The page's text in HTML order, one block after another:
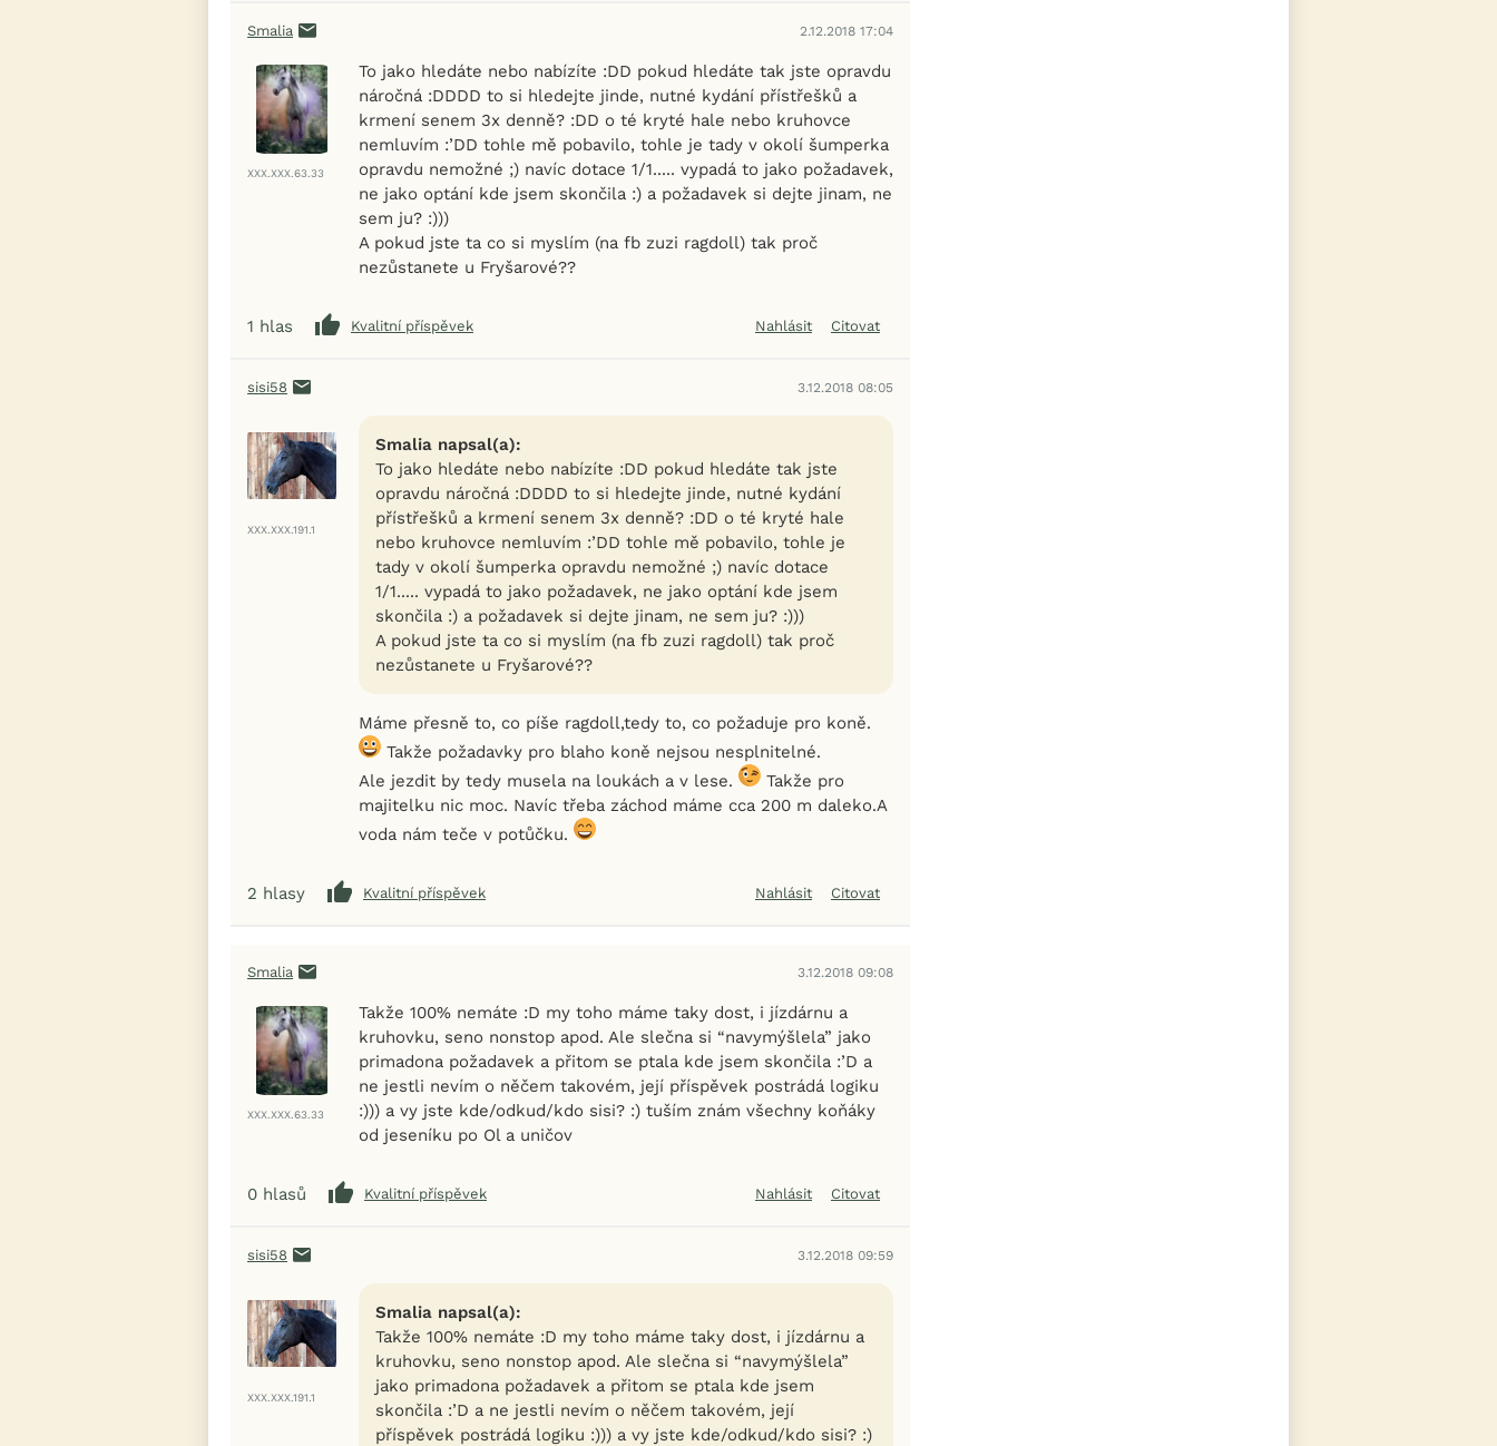
Smalia 2.12.2018 17:04
XXX.XXX.63.33
To jako hledáte nebo nabízíte :DD pokud hledáte tak jste opravdu
náročná :DDDD to si hledejte jinde, nutné kydání přístřešků a
krmení senem 3x denně? :DD o té kryté hale nebo kruhovce
nemluvím :’DD tohle mě pobavilo, tohle je tady v okolí šumperka
opravdu nemožné ;) navíc dotace 1/1..... vypadá to jako požadavek,
ne jako optání kde jsem skončila :) a požadavek si dejte jinam, ne
sem ju? :)))
A pokud jste ta co si myslím (na fb zuzi ragdoll) tak proč
nezůstanete u Fryšarové??
1 hlas Kvalitní příspěvek Nahlásit Citovat
sisi58 3.12.2018 08:05
XXX.XXX.191.1
Smalia napsal(a):
To jako hledáte nebo nabízíte :DD pokud hledáte tak jste
opravdu náročná :DDDD to si hledejte jinde, nutné kydání
přístřešků a krmení senem 3x denně? :DD o té kryté hale
nebo kruhovce nemluvím :’DD tohle mě pobavilo, tohle je
tady v okolí šumperka opravdu nemožné ;) navíc dotace
1/1..... vypadá to jako požadavek, ne jako optání kde jsem
skončila :) a požadavek si dejte jinam, ne sem ju? :)))
A pokud jste ta co si myslím (na fb zuzi ragdoll) tak proč
nezůstanete u Fryšarové??
Máme přesně to, co píše ragdoll,tedy to, co požaduje pro koně.
Takže požadavky pro blaho koně nejsou nesplnitelné.
Ale jezdit by tedy musela na loukách a v lese.
Takže pro
majitelku nic moc. Navíc třeba záchod máme cca 200 m daleko.A
voda nám teče v potůčku.
2 hlasy Kvalitní příspěvek Nahlásit Citovat
Smalia 3.12.2018 09:08
XXX.XXX.63.33
Takže 100% nemáte :D my toho máme taky dost, i jízdárnu a
kruhovku, seno nonstop apod. Ale slečna si “navymýšlela” jako
primadona požadavek a přitom se ptala kde jsem skončila :’D a
ne jestli nevím o něčem takovém, její příspěvek postrádá logiku
:))) a vy jste kde/odkud/kdo sisi? :) tuším znám všechny koňáky
od jeseníku po Ol a uničov
0 hlasů Kvalitní příspěvek Nahlásit Citovat
sisi58 3.12.2018 09:59
XXX.XXX.191.1
Smalia napsal(a):
Takže 100% nemáte :D my toho máme taky dost, i jízdárnu a
kruhovku, seno nonstop apod. Ale slečna si “navymýšlela”
jako primadona požadavek a přitom se ptala kde jsem
skončila :’D a ne jestli nevím o něčem takovém, její
příspěvek postrádá logiku :))) a vy jste kde/odkud/kdo sisi? :)